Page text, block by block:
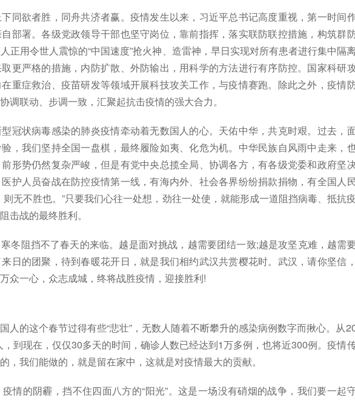
欲者胜，同舟共济者赢。疫情发生以来，习近平总书记高度重视，第一时间
部署。各级党政领导干部也坚守岗位，靠前指挥，落实联防联控措施，构筑群
正用令世人震惊的“中国速度”抢火神、造雷神，早日实现对所有患者进行集中隔
更严格的措施，内防扩散、外防输出，用科学的方法进行有序防控。国家科研
重症救治、疫苗研发等领域开展科技攻关工作，与疫情赛跑。除此之外，疫情
调联动、步调一致，汇聚起抗击疫情的强大合力。
状病毒感染的肺炎疫情牵动着无数国人的心。天佑中华，共克时艰。过去，
，我们坚持全国一盘棋，最终履险如夷、化危为机。中华民族自风雨中走来，
形势仍然复杂严峻，但是有党中央总揽全局、协调各方，有各级党委和政府坚
护人员奋战在防控疫情第一线，有海内外、社会各界纷纷捐款捐物，有全国人
无不胜也。”只要我们心往一处想，劲往一处使，就能形成一道阻挡病毒、抵抗疫
击战的最终胜利。
阻挡不了春天的来临。越是面对挑战，越需要团结一致;越是攻坚克难，越需
日的团聚，待到春暖花开日，就是我们相约武汉共赏樱花时。武汉，请你坚信，
众一心，众志成城，终将战胜疫情，迎接胜利!
的这个春节过得有些“悲壮”，无数人随着不断攀升的感染病例数字而揪心。从
到现在，仅仅30多天的时间，确诊人数已经达到1万多例，也将近300例。疫情
，我们能做的，就是留在家中，这就是对疫情最大的贡献。
的阴霾，挡不住四面八方的“阳光”。这是一场没有硝烟的战争，我们要一起